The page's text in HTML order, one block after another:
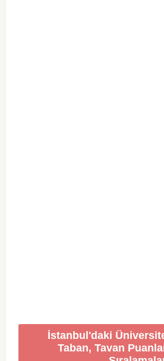
İstanbul'daki
Taban, Tavan